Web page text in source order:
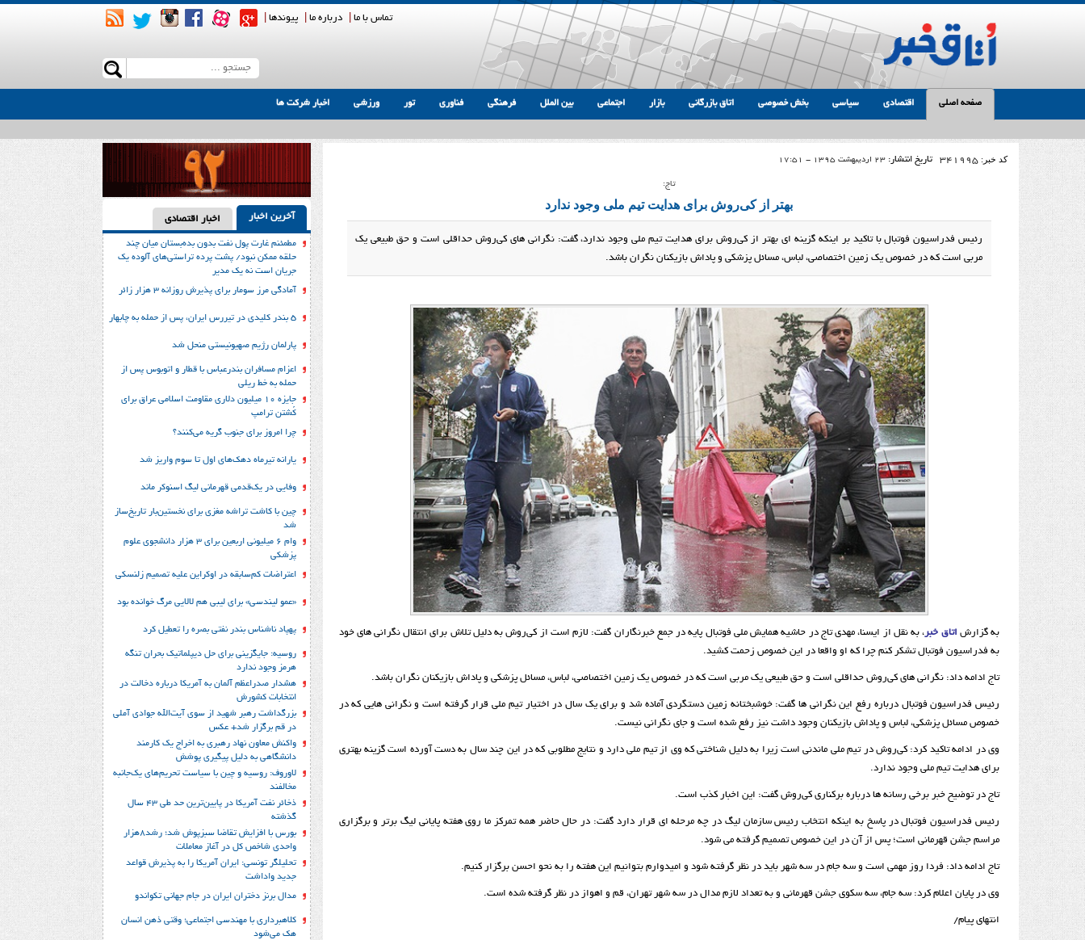
تماس با ما درباره ما پیوندها
صفحه اصلی اقتصادی سیاسی بخش خصوصی اتاق بازرگانی بازار اجتماعی بین الملل فرهنگی فناوری تور ورزشی اخبار شرکت ها
کد خبر: 341995 تاریخ انتشار: 23 اردیبهشت 1395 - 17:51
تاج:
بهتر از کی‌روش برای هدایت تیم ملی وجود ندارد
رئیس فدراسیون فوتبال با تاکید بر اینکه گزینه ای بهتر از کی‌روش برای هدایت تیم ملی وجود ندارد، گفت: نگرانی های کی‌روش حداقلی است و حق طبیعی یک
مربی است که در خصوص یک زمین اختصاصی، لباس، مسائل پزشکی و پاداش بازیکنان نگران باشد.
به گزارش اتاق خبر ، به نقل از ایسنا، مهدی تاج در حاشیه همایش ملی فوتبال پایه در جمع خبرنگاران گفت: لازم است از کی‌روش به دلیل تلاش برای انتقال نگرانی های خود
به فدراسیون فوتبال تشکر کنم چرا که او واقعا در این خصوص زحمت کشید.
تاج ادامه داد: نگرانی های کی‌روش حداقلی است و حق طبیعی یک مربی است که در خصوص یک زمین اختصاصی، لباس، مسائل پزشکی و پاداش بازیکنان نگران باشد.
رئیس فدراسیون فوتبال درباره رفع این نگرانی ها گفت: خوشبختانه زمین دستگردی آماده شد و برای یک سال در اختیار تیم ملی قرار گرفته است و نگرانی هایی که در
خصوص مسائل پزشکی، لباس و پاداش بازیکنان وجود داشت نیز رفع شده است و جای نگرانی نیست.
وی در ادامه تاکید کرد: کی‌روش در تیم ملی ماندنی است زیرا به دلیل شناختی که وی از تیم ملی دارد و نتایج مطلوبی که در این چند سال به دست آورده است گزینه بهتری
برای هدایت تیم ملی وجود ندارد.
تاج در توضیح خبر برخی رسانه ها درباره برکناری کی‌روش گفت: این اخبار کذب است.
رئیس فدراسیون فوتبال در پاسخ به اینکه انتخاب رئیس سازمان لیگ در چه مرحله ای قرار دارد گفت: در حال حاضر همه تمرکز ما روی هفته پایانی لیگ برتر و برگزاری
مراسم جشن قهرمانی است؛ پس از آن در این خصوص تصمیم گرفته می شود.
تاج ادامه داد: فردا روز مهمی است و سه جام در سه شهر باید در نظر گرفته شود و امیدوارم بتوانیم این هفته را به نحو احسن برگزار کنیم.
وی در پایان اعلام کرد: سه جام، سه سکوی جشن قهرمانی و به تعداد لازم مدال در سه شهر تهران، قم و اهواز در نظر گرفته شده است.
انتهای پیام/
آخرین اخبار اخبار اقتصادی
مطمئنم غارت پول نفت بدون بده‌بستان میان چند
حلقه ممکن نبود/ پشت پرده تراستی‌‌های آلوده یک
جریان است نه یک مدیر
آمادگی مرز سومار برای پذیرش روزانه ۳ هزار زائر
۵ بندر کلیدی در تیررس ایران، پس از حمله به چابهار
پارلمان رژیم صهیونیستی منحل شد
اعزام مسافران بندرعباس با قطار و اتوبوس پس از
حمله به خط ریلی
جایزه ۱۰ میلیون دلاری مقاومت اسلامی عراق برای
کُشتن ترامپ
چرا امروز برای جنوب گریه می‌کنند؟
یارانه تیرماه دهک‌های اول تا سوم واریز شد
وفایی در یک‎‌قدمی قهرمانی لیگ اسنوکر ماند
چین با کاشت تراشه مغزی برای نخستین‌بار تاریخ‌ساز
شد
وام ۶ میلیونی اربعین برای ۳ هزار دانشجوی علوم
پزشکی
اعتراضات کم‌سابقه در اوکراین علیه تصمیم زلنسکی
«عمو لیندسی» برای لیبی هم لالایی مرگ خوانده بود
پهپاد ناشناس بندر نفتی بصره را تعطیل کرد
روسیه: جایگزینی برای حل‌ دیپلماتیک بحران تنگه
هرمز وجود ندارد
هشدار صدراعظم آلمان به آمریکا درباره دخالت در
انتخابات کشورش
بزرگداشت رهبر شهید از سوی آیت‌الله جوادی آملی
در قم برگزار شد+ عکس
واکنش معاون نهاد رهبری به اخراج یک کارمند
دانشگاهی به دلیل پیگیری پوشش
لاوروف: روسیه و چین با سیاست تحریم‌های یک‌جانبه
مخالفند
ذخائر نفت آمریکا در پایین‌ترین حد طی 43 سال
گذشته
بورس با افزایش تقاضا سبزپوش شد؛ رشد8هزار
واحدی شاخص کل در آغاز معاملات
تحلیلگر تونسی: ایران آمریکا را به پذیرش قواعد
جدید واداشت
مدال برنز دختران ایران در جام جهانی تکواندو
کلاهبرداری با مهندسی اجتماعی؛ وقتی ذهن انسان
هک می‌شود